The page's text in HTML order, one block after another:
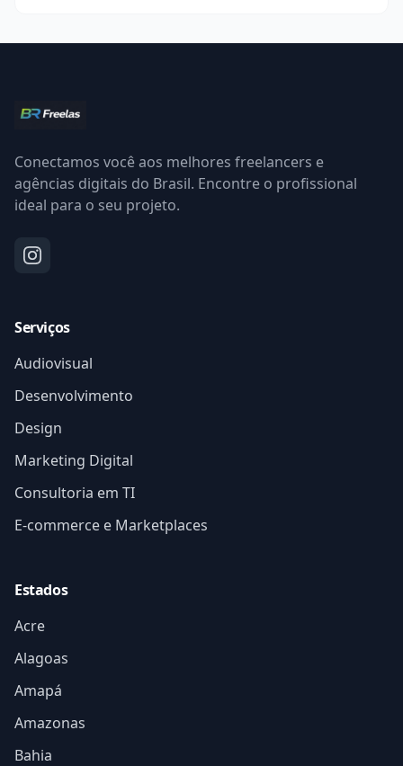
Conectamos você aos melhores freelancers e
agências digitais do Brasil. Encontre o profissional
ideal para o seu projeto.
Serviços
Audiovisual
Desenvolvimento
Design
Marketing Digital
Consultoria em TI
E-commerce e Marketplaces
Estados
Acre
Alagoas
Amapá
Amazonas
Bahia